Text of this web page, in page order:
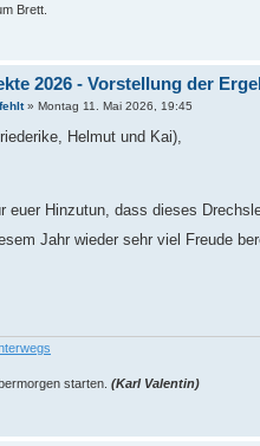
Brett.
2026 - Vorstellung der
» Montag 11. Mai 2026, 19:45
Helmut und Kai),
euer Hinzutun, dass dieses
Jahr wieder sehr viel Freude
starten. (Karl Valentin)